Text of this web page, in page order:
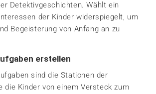
Detektivgeschichten. Wählt ein
der Kinder widerspiegelt, um
Begeisterung von Anfang an zu
erstellen
sind die Stationen der
die Kinder von einem Versteck zum